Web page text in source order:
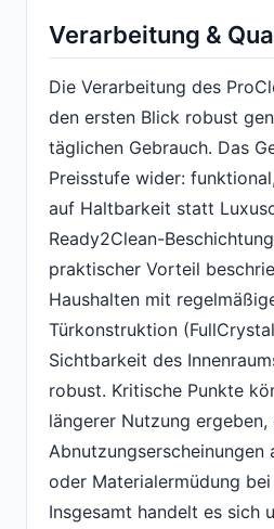
Verarbeitung &
Die Verarbeitung des
den ersten Blick robust
täglichen Gebrauch. Das
Preisstufe wider:
auf Haltbarkeit statt
Ready2Clean-
praktischer Vorteil
Haushalten mit
Türkonstruktion
Sichtbarkeit des
robust. Kritische Punkte
längerer Nutzung ergeben,
Abnutzungserscheinungen
oder Materialermüdung
Insgesamt handelt es sich